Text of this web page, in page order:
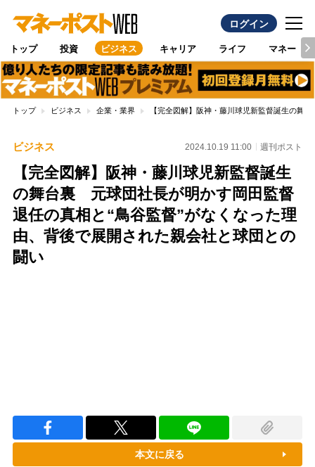
ログイン
トップ 投資 ビジネス キャリア ライフ マネー
トップ ビジネス 企業・業界 【完全図解】阪神・藤川球児新監督誕生の舞
ビジネス 2024.10.19 11:00 週刊ポスト
【完全図解】阪神・藤川球児新監督誕生
の舞台裏 元球団社長が明かす岡田監督
退任の真相と“鳥谷監督”がなくなった理
由、背後で展開された親会社と球団との
闘い
本文に戻る